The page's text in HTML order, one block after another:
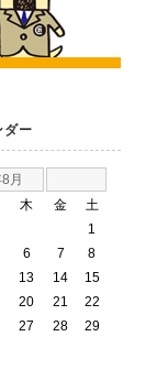
ダー
月
木 金
土
1
6 7
8
13 14
15
20 21
22
27 28
29